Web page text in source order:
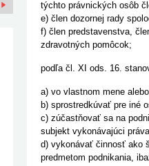
týchto právnických osôb
e) člen dozornej rady
f) člen predstavenstva,
zdravotných pomôcok;
podľa čl. XI ods. 16.
a) vo vlastnom mene
b) sprostredkúvať pre iné
c) zúčastňovať sa na
subjekt vykonávajúci
d) vykonávať činnosť ako
predmetom podnikania,